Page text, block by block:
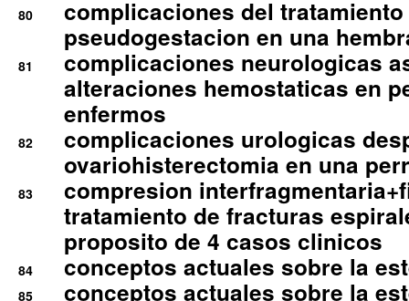
80
complicaciones del
pseudogestacion en una
81
complicaciones neurologicas
alteraciones hemostaticas en
enfermos
82
complicaciones urologicas
ovariohisterectomia en una
83
compresion
tratamiento de fracturas
proposito de 4 casos clinicos
84 conceptos actuales sobre la
85 conceptos actuales sobre la